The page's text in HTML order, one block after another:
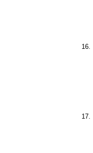
16.
17.